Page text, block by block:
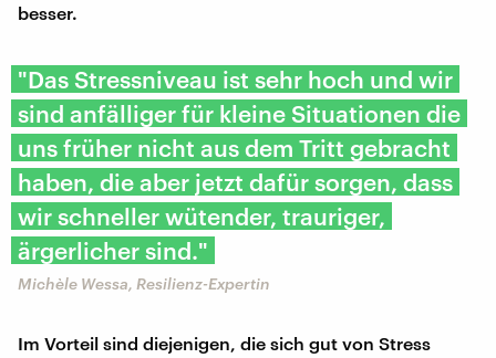
besser.
"Das Stressniveau ist sehr hoch und wir
sind anfälliger für kleine Situationen die
uns früher nicht aus dem Tritt gebracht
haben, die aber jetzt dafür sorgen, dass
wir schneller wütender, trauriger,
ärgerlicher sind."
Michèle Wessa, Resilienz-Expertin
Im Vorteil sind diejenigen, die sich gut von Stress